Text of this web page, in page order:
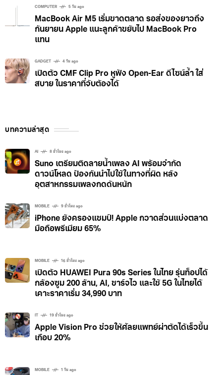
COMPUTER 5 วัน ago
MacBook Air M5 เริ่มขาดตลาด รอส่งของยาวถึง
กันยายน Apple แนะลูกค้าขยับไป MacBook Pro
แทน
GADGET 4 วัน ago
เปิดตัว CMF Clip Pro หูฟัง Open-Ear ดีไซน์ล้ำ ใส่
สบาย ในราคาที่จับต้องได้
บทความล่าสุด
AI 8 ชั่วโมง ago
Suno เตรียมติดลายน้ำเพลง AI พร้อมจำกัด
ดาวน์โหลด ป้องกันนำไปใช้ในทางที่ผิด หลัง
อุตสาหกรรมเพลงกดดันหนัก
MOBILE 9 ชั่วโมง ago
iPhone ยังครองแชมป์! Apple กวาดส่วนแบ่งตลาด
มือถือพรีเมียม 65%
MOBILE 16 ชั่วโมง ago
เปิดตัว HUAWEI Pura 90s Series ในไทย รุ่นท็อปได้
กล้องซูม 200 ล้าน, AI, ชาร์จไว และใช้ 5G ในไทยได้
เคาะราคาเริ่ม 34,990 บาท
IT 19 ชั่วโมง ago
Apple Vision Pro ช่วยให้ศัลยแพทย์ผ่าตัดได้เร็วขึ้น
เกือบ 20%
MOBILE 1 วัน ago